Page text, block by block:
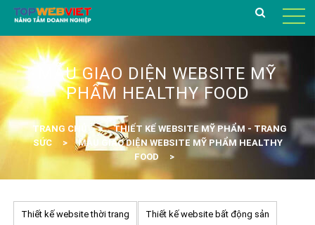
MẪU GIAO DIỆN WEBSITE MỸ
PHẨM HEALTHY FOOD
TRANG CHỦ
THIẾT KẾ WEBSITE MỸ PHẨM - TRANG
SỨC
MẪU GIAO DIỆN WEBSITE MỸ PHẨM HEALTHY
FOOD
Thiết kế website thời trang Thiết kế website bất động sản